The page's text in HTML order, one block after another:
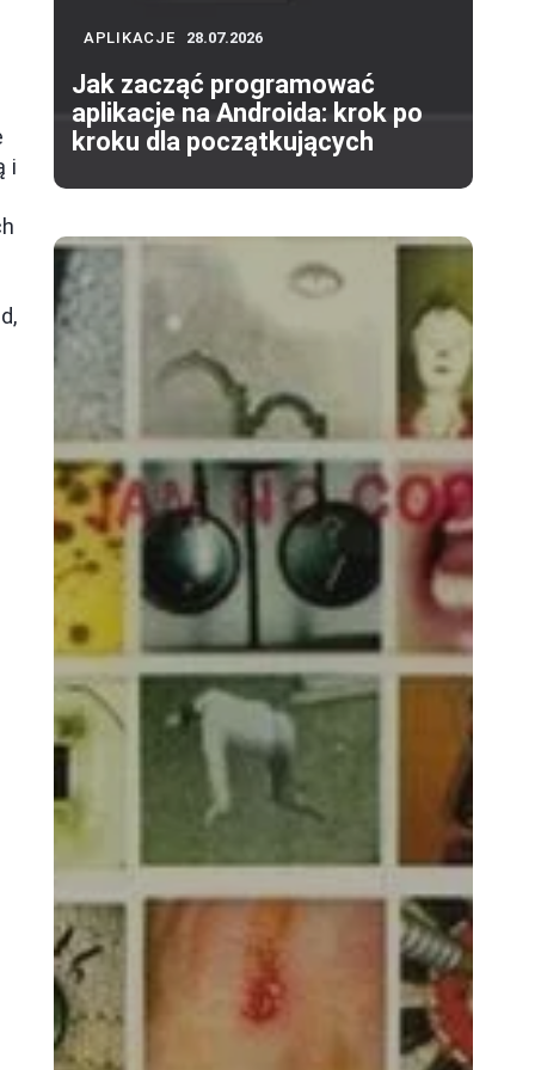
i
APLIKACJE 28.07.2026
Jak zacząć programować
aplikacje na Androida: krok po
kroku dla początkujących